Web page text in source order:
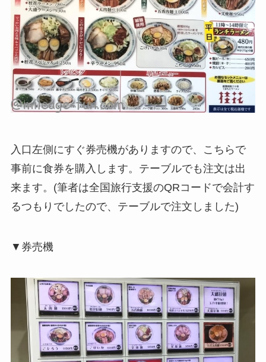
入口左側にすぐ券売機がありますので、こちらで
事前に食券を購入します。テーブルでも注文は出
来ます。(筆者は全国旅行支援のQRコードで会計す
るつもりでしたので、テーブルで注文しました)
▼券売機